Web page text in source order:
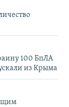
100 БпЛА
из Крыма